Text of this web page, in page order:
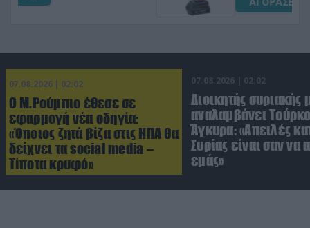
07.08.2026 | 02:02
Ο Μ.Ρούμπιο έθεσε σε
εφαρμογή νέα οδηγία:
«Όποιος ζητά βίζα στις ΗΠΑ θα
δείχνει τα social media –
Τίποτα κρυφό»
07.08.2026 | 02:02
Διοικητής συριακής
αναλαμβάνει
Άγκυρα: «Απειλές
Συρίας είναι σαν να
εμάς»